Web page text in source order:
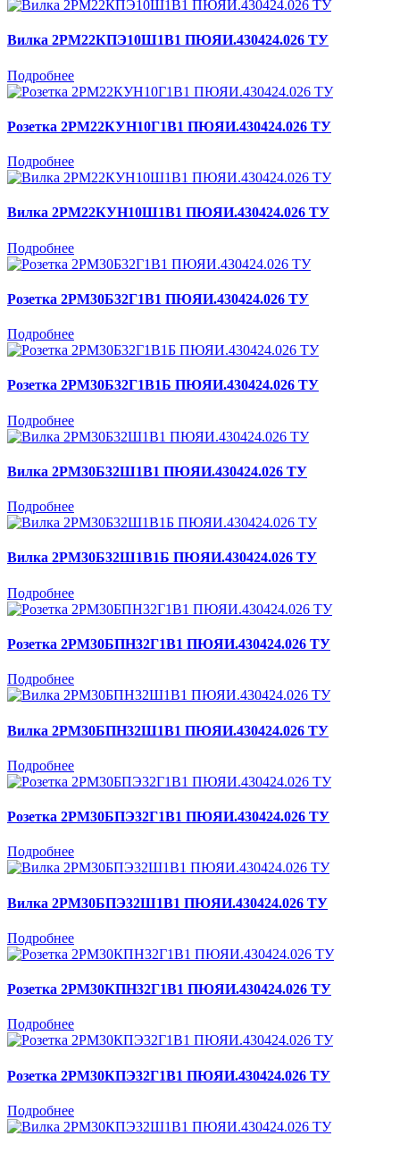
Вилка 2РМ22КПЭ10Ш1В1 ПЮЯИ.430424.026 ТУ
Подробнее
Розетка 2РМ22КУН10Г1В1 ПЮЯИ.430424.026 ТУ
Подробнее
Вилка 2РМ22КУН10Ш1В1 ПЮЯИ.430424.026 ТУ
Подробнее
Розетка 2РМ30Б32Г1В1 ПЮЯИ.430424.026 ТУ
Подробнее
Розетка 2РМ30Б32Г1В1Б ПЮЯИ.430424.026 ТУ
Подробнее
Вилка 2РМ30Б32Ш1В1 ПЮЯИ.430424.026 ТУ
Подробнее
Вилка 2РМ30Б32Ш1В1Б ПЮЯИ.430424.026 ТУ
Подробнее
Розетка 2РМ30БПН32Г1В1 ПЮЯИ.430424.026 ТУ
Подробнее
Вилка 2РМ30БПН32Ш1В1 ПЮЯИ.430424.026 ТУ
Подробнее
Розетка 2РМ30БПЭ32Г1В1 ПЮЯИ.430424.026 ТУ
Подробнее
Вилка 2РМ30БПЭ32Ш1В1 ПЮЯИ.430424.026 ТУ
Подробнее
Розетка 2РМ30КПН32Г1В1 ПЮЯИ.430424.026 ТУ
Подробнее
Розетка 2РМ30КПЭ32Г1В1 ПЮЯИ.430424.026 ТУ
Подробнее